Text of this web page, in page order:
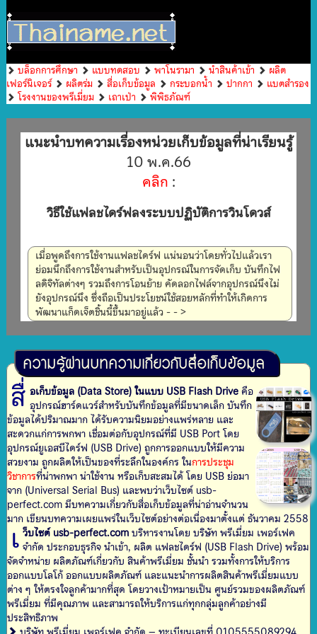
บล็อกการศึกษา แบบทดสอบ พาโนรามา นำสินค้าเข้า
ผลิต
เฟอร์นิเจอร์
ผลิตร่ม สื่อเก็บข้อมูล กระบอกน้ำ ปากกา
แบตสำรอง
โรงงานของพรีเมี่ยม
เถาเป่า พิพิธภัณฑ์
แนะนำบทความเรื่องหน่วยเก็บข้อมูลที่น่าเรียนรู้
10 พ.ค.66
คลิก :
วิธีใช้แฟลชไดร์ฟลงระบบปฏิบัติการวินโดวส์
เมื่อพูดถึงการใช้งานแฟลชไดร์ฟ แน่นอนว่าโดยทั่วไปแล้วเรา
ย่อมนึกถึงการใช้งานสำหรับเป็นอุปกรณ์ในการจัดเก็บ บันทึกไฟ
ลดิจิทัลต่างๆ รวมถึงการโอนย้าย คัดลอกไฟล์จากอุปกรณ์นึงไม่
ยังอุปกรณ์นึง ซึ่งถือเป็นประโยชน์ใช้สอยหลักที่ทำให้เกิดการ
พัฒนาแก็ดเจ็ตชิ้นนี้ขึ้นมาอยู่แล้ว - - >
ความรู้ผ่านบทความเกี่ยวกับสื่อเก็บข้อมูล
สื่ อเก็บข้อมูล (Data Store) ในแบบ USB Flash Driveคือ
อุปกรณ์ฮาร์ดแวร์สำหรับบันทึกข้อมูลที่มีขนาดเล็ก บันทึก
ข้อมูลได้ปริมาณมาก ได้รับความนิยมอย่างแพร่หลาย และ
สะดวกแก่การพกพา เชื่อมต่อกับอุปกรณ์ที่มี USB Port โดย
อุปกรณ์ยูเอสบีไดร์ฟ (USB Drive) ถูกการออกแบบให้มีความ
สวยงาม ถูกผลิตให้เป็นของที่ระลึกในองค์กร ในการประชุม
วิชาการที่น่าพกพา น่าใช้งาน หรือเก็บสะสมได้ โดย USB ย่อมา
จาก (Universal Serial Bus) และพบว่าเว็บไซต์ usb-
perfect.com มีบทความเกี่ยวกับสื่อเก็บข้อมูลที่น่าอ่านจำนวน
มาก เขียนบทความเผยแพร่ในเว็บไซต์อย่างต่อเนื่องมาตั้งแต่ ธันวาคม 2558
เ ว็บไซต์ usb-perfect.com
จำกัด ประกอบธุรกิจ นำเข้า, ผลิต แฟลชไดร์ฟ (USB Flash Drive) พร้อม
จัดจำหน่าย ผลิตภัณฑ์เกี่ยวกับ สินค้าพรีเมี่ยม ชั้นนำ รวมทั้งการให้บริการ
ออกแบบโลโก้ ออกแบบผลิตภัณฑ์ และแนะนำการผลิตสินค้าพรีเมี่ยมแบบ
ต่าง ๆ ให้ตรงใจลูกค้ามากที่สุด โดยวางเป้าหมายเป็น ศูนย์รวมของผลิตภัณฑ์
พรีเมี่ยม ที่มีคุณภาพ และสามารถให้บริการแก่ทุกกลุ่มลูกค้าอย่างมี
ประสิทธิภาพ